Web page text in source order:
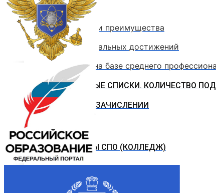
План приема
Особые права и преимущества
Учет индивидуальных достижений
Поступление на базе среднего
РЕЙТИНГОВЫЕ СПИСКИ. КОЛИЧЕСТВО
ПРИКАЗЫ О ЗАЧИСЛЕНИИ
ПРОГРАММЫ СПО (КОЛЛЕДЖ)
Стоимость обучения